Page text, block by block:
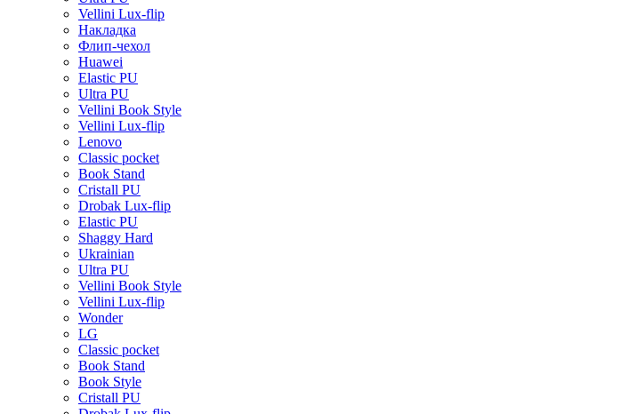
Vellini Lux-flip
Накладка
Флип-чехол
Huawei
Elastic PU
Ultra PU
Vellini Book Style
Vellini Lux-flip
Lenovo
Classic pocket
Book Stand
Cristall PU
Drobak Lux-flip
Elastic PU
Shaggy Hard
Ukrainian
Ultra PU
Vellini Book Style
Vellini Lux-flip
Wonder
LG
Classic pocket
Book Stand
Book Style
Cristall PU